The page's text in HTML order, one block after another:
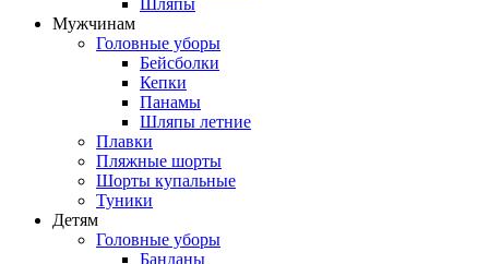
Шляпы
Мужчинам
Головные уборы
Бейсболки
Кепки
Панамы
Шляпы летние
Плавки
Пляжные шорты
Шорты купальные
Туники
Детям
Головные уборы
Банданы